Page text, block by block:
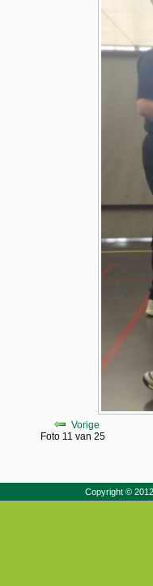
Vorige
Foto 11 van 25
Copyright ©